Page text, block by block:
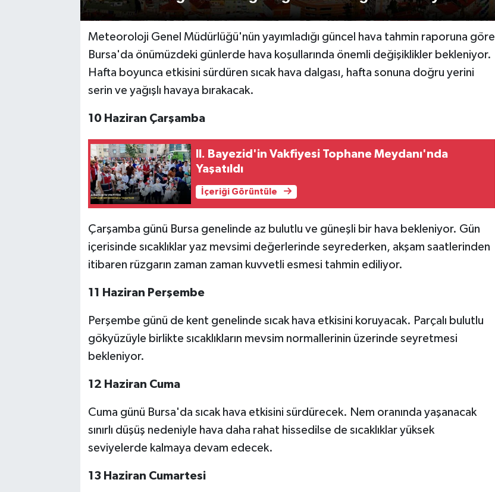
Meteoroloji Genel Müdürlüğü'nün yayımladığı güncel hava tahmin raporuna göre
Bursa'da önümüzdeki günlerde hava koşullarında önemli değişiklikler bekleniyor.
Hafta boyunca etkisini sürdüren sıcak hava dalgası, hafta sonuna doğru yerini
serin ve yağışlı havaya bırakacak.
10 Haziran Çarşamba
II. Bayezid'in Vakfiyesi Tophane Meydanı'nda
Yaşatıldı
İçeriği Görüntüle
Çarşamba günü Bursa genelinde az bulutlu ve güneşli bir hava bekleniyor. Gün
içerisinde sıcaklıklar yaz mevsimi değerlerinde seyrederken, akşam saatlerinden
itibaren rüzgarın zaman zaman kuvvetli esmesi tahmin ediliyor.
11 Haziran Perşembe
Perşembe günü de kent genelinde sıcak hava etkisini koruyacak. Parçalı bulutlu
gökyüzüyle birlikte sıcaklıkların mevsim normallerinin üzerinde seyretmesi
bekleniyor.
12 Haziran Cuma
Cuma günü Bursa'da sıcak hava etkisini sürdürecek. Nem oranında yaşanacak
sınırlı düşüş nedeniyle hava daha rahat hissedilse de sıcaklıklar yüksek
seviyelerde kalmaya devam edecek.
13 Haziran Cumartesi